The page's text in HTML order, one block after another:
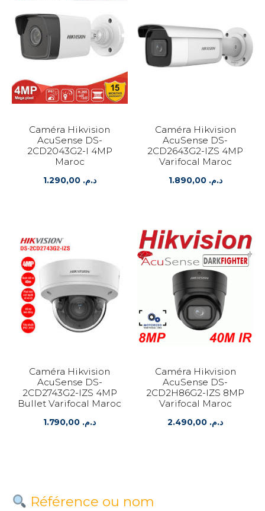
Caméra Hikvision
AcuSense DS-
2CD2043G2-I 4MP
Maroc
د.م. 1.290,00
Caméra Hikvision
AcuSense DS-
2CD2643G2-IZS 4MP
Varifocal Maroc
د.م. 1.890,00
Caméra Hikvision
AcuSense DS-
2CD2743G2-IZS 4MP
Bullet Varifocal Maroc
د.م.
Caméra Hikvision
AcuSense DS-
2CD2H86G2-IZS 8MP
Varifocal Maroc
د.م.
Référence ou nom